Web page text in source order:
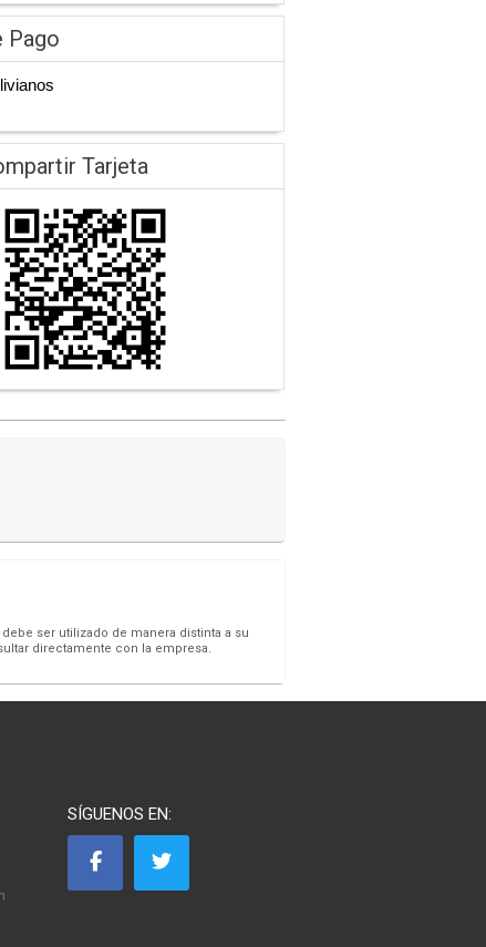
Pago
Tarjeta
ser utilizado de manera distinta a su
directamente con la empresa.
SÍGUENOS EN: